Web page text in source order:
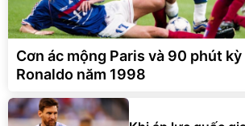
Cơn ác mộng Paris và 90 phút kỳ
Ronaldo năm 1998